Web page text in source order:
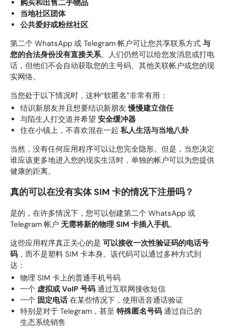
购买和出售二手物品
当地社区团体
公共爱好或粉丝社区
第二个 WhatsApp 或 Telegram 帐户可让您共享联系方式 与
您的合法身份没有直接关系。人们仍然可以给您发消息或打电
话，但他们不会自动获取您的主号码、其他关联帐户或您的现
实网络。
当您处于以下情况时，这种“软匿名”非常有用：
结识新朋友并且想要结识新朋友慢慢建立信任
与陌生人打交道并希望 安全缓冲器
住在小镇上，不喜欢混在一起 私人生活与当地八卦
当然，没有任何应用程序可以让您完全隐形。但是，当您决定
谁应该更多地进入您的现实生活时，单独的帐户可以为您提供
健康的距离。
真的可以在没有实体 SIM 卡的情况下注册吗？
是的，在许多情况下，您可以创建第二个 WhatsApp 或
Telegram 帐户 无需将新的物理 SIM 卡插入手机。
这些应用程序真正关心的是 可以接收一次性验证码的电话号
码 ，而不是塑料 SIM 卡本身。该代码可以通过多种方式到
达：
物理 SIM 卡上的普通手机号码
一个 虚拟或 VoIP 号码 通过互联网接收短信
一个 固定电话在某些情况下，使用语音通话验证
特别是对于 Telegram，甚至 特殊匿名号码 通过自己的
生态系统销售